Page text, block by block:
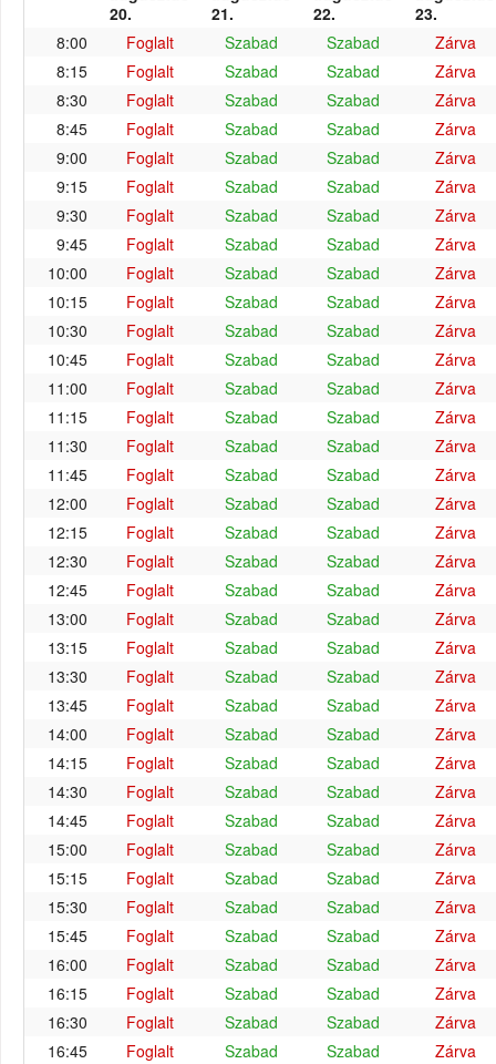
20.
21.
22.
23.
8:00
Foglalt Szabad Szabad
Zárva
8:15
Foglalt Szabad Szabad
Zárva
8:30
Foglalt Szabad Szabad
Zárva
8:45
Foglalt Szabad Szabad
Zárva
9:00
Foglalt Szabad Szabad
Zárva
9:15
Foglalt Szabad Szabad
Zárva
9:30
Foglalt Szabad Szabad
Zárva
9:45
Foglalt Szabad Szabad
Zárva
10:00
Foglalt Szabad Szabad
Zárva
10:15
Foglalt Szabad Szabad
Zárva
10:30
Foglalt Szabad Szabad
Zárva
10:45
Foglalt Szabad Szabad
Zárva
11:00
Foglalt Szabad Szabad
Zárva
11:15
Foglalt Szabad Szabad
Zárva
11:30
Foglalt Szabad Szabad
Zárva
11:45
Foglalt Szabad Szabad
Zárva
12:00
Foglalt Szabad Szabad
Zárva
12:15
Foglalt Szabad Szabad
Zárva
12:30
Foglalt Szabad Szabad
Zárva
12:45
Foglalt Szabad Szabad
Zárva
13:00
Foglalt Szabad Szabad
Zárva
13:15
Foglalt Szabad Szabad
Zárva
13:30
Foglalt Szabad Szabad
Zárva
13:45
Foglalt Szabad Szabad
Zárva
14:00
Foglalt Szabad Szabad
Zárva
14:15
Foglalt Szabad Szabad
Zárva
14:30
Foglalt Szabad Szabad
Zárva
14:45
Foglalt Szabad Szabad
Zárva
15:00
Foglalt Szabad Szabad
Zárva
15:15
Foglalt Szabad Szabad
Zárva
15:30
Foglalt Szabad Szabad
Zárva
15:45
Foglalt Szabad Szabad
Zárva
16:00
Foglalt Szabad Szabad
Zárva
16:15
Foglalt Szabad Szabad
Zárva
16:30
Foglalt Szabad Szabad
Zárva
16:45
Foglalt Szabad Szabad
Zárva